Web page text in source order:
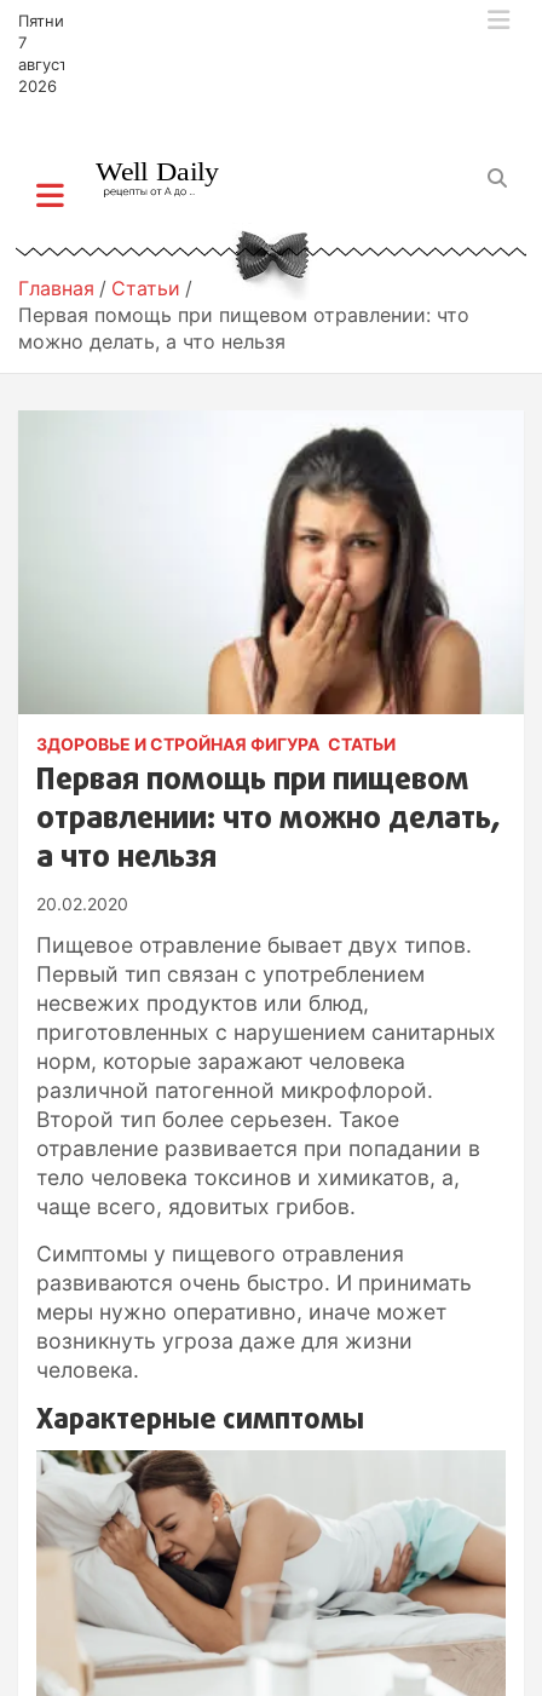
Пятница,
7
августа,
2026
Главная
Статьи
Первая помощь при пищевом отравлении: что
можно делать, а что нельзя
ЗДОРОВЬЕ И СТРОЙНАЯ ФИГУРА СТАТЬИ
Первая помощь при пищевом
отравлении: что можно делать,
а что нельзя
20.02.2020
Пищевое отравление бывает двух типов.
Первый тип связан с употреблением
несвежих продуктов или блюд,
приготовленных с нарушением санитарных
норм, которые заражают человека
различной патогенной микрофлорой.
Второй тип более серьезен. Такое
отравление развивается при попадании в
тело человека токсинов и химикатов, а,
чаще всего, ядовитых грибов.
Симптомы у пищевого отравления
развиваются очень быстро. И принимать
меры нужно оперативно, иначе может
возникнуть угроза даже для жизни
человека.
Характерные симптомы